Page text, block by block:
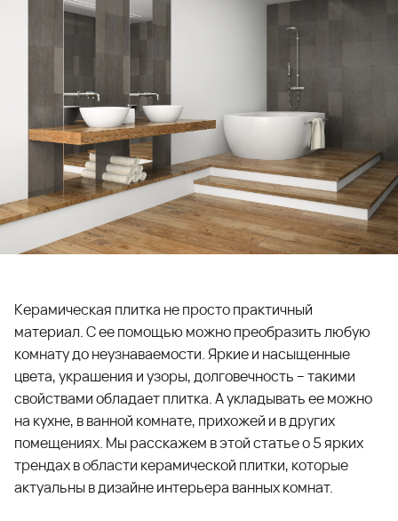
Керамическая плитка не просто практичный
материал. С ее помощью можно преобразить любую
комнату до неузнаваемости. Яркие и насыщенные
цвета, украшения и узоры, долговечность – такими
свойствами обладает плитка. А укладывать ее можно
на кухне, в ванной комнате, прихожей и в других
помещениях. Мы расскажем в этой статье о 5 ярких
трендах в области керамической плитки, которые
актуальны в дизайне интерьера ванных комнат.